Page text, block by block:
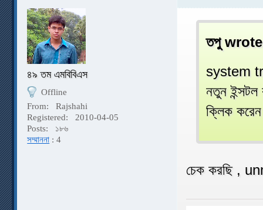
৪৯ তম এমবিবিএস
Offline
From:
Rajshahi
Registered:
2010-04-05
Posts:
১৮৬
সম্মাননা : 4
তপু
system
নতুন
ক্লিক
চেক করছি ,